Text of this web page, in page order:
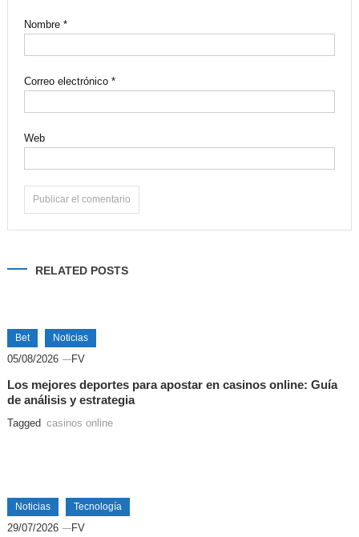
Nombre *
Correo electrónico *
Web
RELATED POSTS
Bet Noticias
05/08/2026 FV
Los mejores deportes para apostar en casinos online: Guía
de análisis y estrategia
Tagged casinos online
Noticias Tecnología
29/07/2026 FV